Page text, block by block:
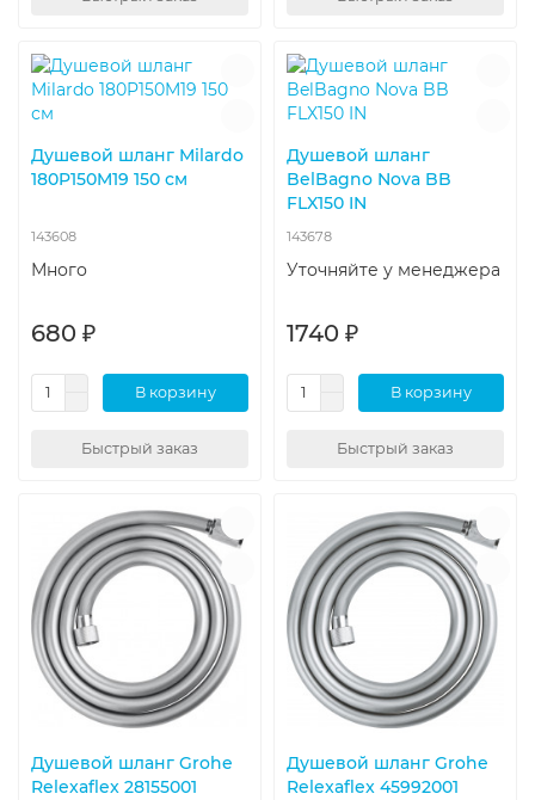
Душевой шланг Milardo
180P150M19 150 см
143608
Много
680 ₽
В корзину
Быстрый заказ
Душевой шланг
BelBagno Nova BB
FLX150 IN
143678
Уточняйте у менеджера
1740 ₽
В корзину
Быстрый заказ
Душевой шланг Grohe
Relexaflex 28155001
Душевой шланг Grohe
Relexaflex 45992001